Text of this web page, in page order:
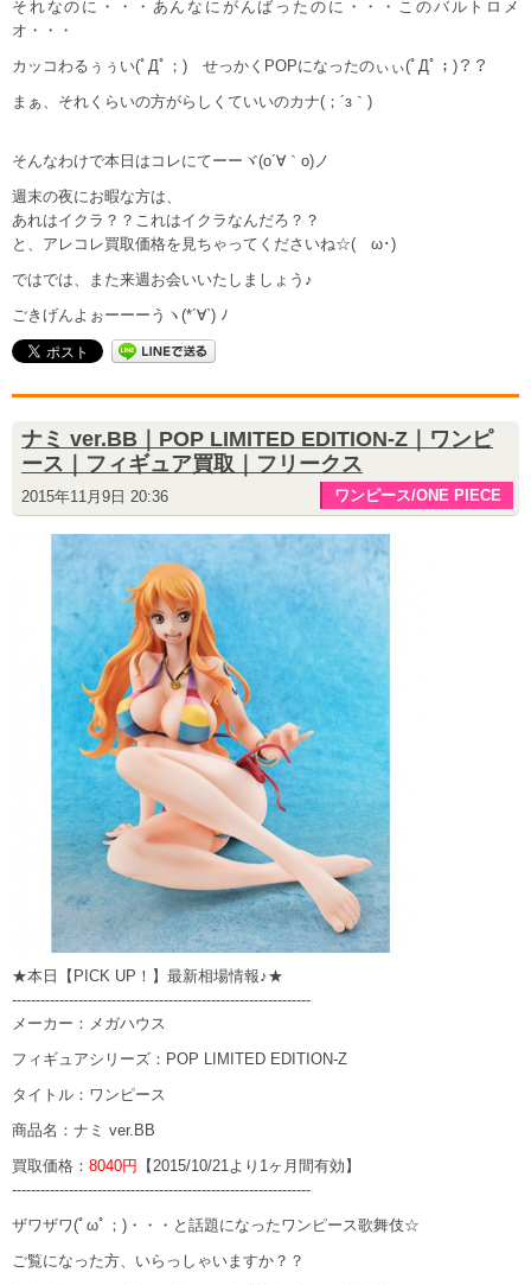
それなのに・・・あんなにがんばったのに・・・このバルトロメ
オ・・・
カッコわるぅぅい(ﾟДﾟ；) せっかくPOPになったのぃぃ(ﾟДﾟ；)？？
まぁ、それくらいの方がらしくていいのカナ(；´з｀)
そんなわけで本日はコレにてーーヾ(o´∀｀o)ノ
週末の夜にお暇な方は、
あれはイクラ？？これはイクラなんだろ？？
と、アレコレ買取価格を見ちゃってくださいね☆(ゝω･)
ではでは、また来週お会いいたしましょう♪
ごきげんよぉーーーうヽ(*´∀`) ﾉ
ナミ ver.BB｜POP LIMITED EDITION-Z｜ワンピ
ース｜フィギュア買取｜フリークス
2015年11月9日 20:36 ワンピース/ONE PIECE
★本日【PICK UP！】最新相場情報♪★
---------------------------------------------------------------
メーカー：メガハウス
フィギュアシリーズ：POP LIMITED EDITION-Z
タイトル：ワンピース
商品名：ナミ ver.BB
買取価格： 8040円 【2015/10/21より1ヶ月間有効】
---------------------------------------------------------------
ザワザワ(ﾟωﾟ；)・・・と話題になったワンピース歌舞伎☆
ご覧になった方、いらっしゃいますか？？